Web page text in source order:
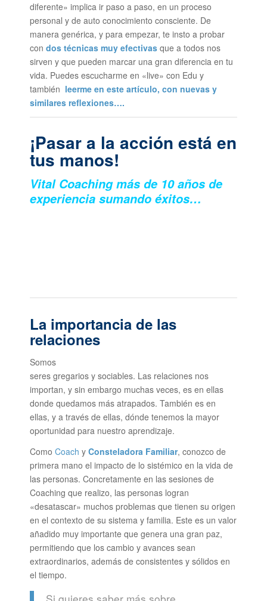
diferente» implica ir paso a paso, en un proceso
personal y de auto conocimiento consciente. De
manera genérica, y para empezar, te insto a probar
con dos técnicas muy efectivasque a todos nos
sirven y que pueden marcar una gran diferencia en tu
vida. Puedes escucharme en «live» con Edu y
también leerme en este artículo, con nuevas y
similares reflexiones….
¡Pasar a la acción está en
tus manos!
Vital Coaching más de 10 años de
experiencia sumando éxitos…
La importancia de las
relaciones
Somos
seres gregarios y sociables. Las relaciones nos
importan, y sin embargo muchas veces, es en ellas
donde quedamos más atrapados. También es en
ellas, y a través de ellas, dónde tenemos la mayor
oportunidad para nuestro aprendizaje.
Como Coach y Consteladora Familiar, conozco de
primera mano el impacto de lo sistémico en la vida de
las personas. Concretamente en las sesiones de
Coaching que realizo, las personas logran
«desatascar» muchos problemas que tienen su origen
en el contexto de su sistema y familia. Este es un valor
añadido muy importante que genera una gran paz,
permitiendo que los cambio y avances sean
extraordinarios, además de consistentes y sólidos en
el tiempo.